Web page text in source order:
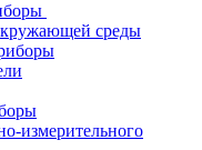
среды
измерительного